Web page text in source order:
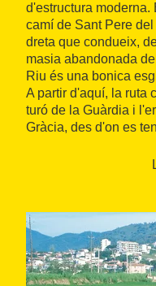
d'estructura moderna.
camí de Sant Pere
dreta que condueix,
masia abandonada
Riu és una bonica
A partir d'aquí, la ruta
turó de la Guàrdia i
Gràcia, des d'on es
la font del Boter,